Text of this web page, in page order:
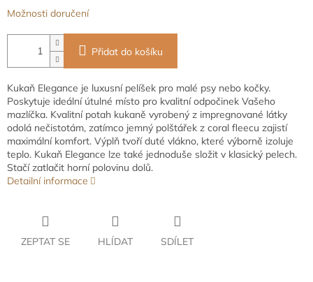
Možnosti doručení
Přidat do košíku
Kukaň Elegance je luxusní pelíšek pro malé psy nebo kočky.
Poskytuje ideální útulné místo pro kvalitní odpočinek Vašeho
mazlíčka. Kvalitní potah kukaně vyrobený z impregnované látky
odolá nečistotám, zatímco jemný polštářek z coral fleecu zajistí
maximální komfort. Výplň tvoří duté vlákno, které výborně izoluje
teplo. Kukaň Elegance lze také jednoduše složit v klasický pelech.
Stačí zatlačit horní polovinu dolů.
Detailní informace
ZEPTAT SE HLÍDAT SDÍLET